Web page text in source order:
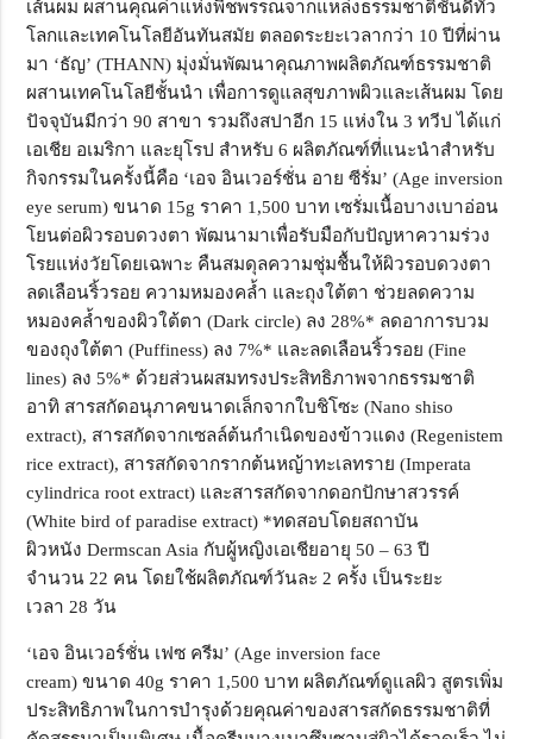
เส้นผม ผสานคุณค่าแห่งพืชพรรณจากแหล่งธรรมชาติชั้นดีทั่ว
โลกและเทคโนโลยีอันทันสมัย ตลอดระยะเวลากว่า 10ปีที่ผ่าน
มา ‘ธัญ’ (THANN) มุ่งมั่นพัฒนาคุณภาพผลิตภัณฑ์ธรรมชาติ
ผสานเทคโนโลยีชั้นนำ เพื่อการดูแลสุขภาพผิวและเส้นผม โดย
ปัจจุบันมีกว่า90 สาขา รวมถึงสปาอีก 15 แห่งใน3ทวีป ได้แก่
เอเชีย อเมริกา และยุโรป สำหรับ6 ผลิตภัณฑ์ที่แนะนำสำหรับ
กิจกรรมในครั้งนี้คือ ‘เอจ อินเวอร์ชั่น อาย ซีรั่ม’ (Age inversion
eye serum)ขนาด 15g ราคา 1,500บาท เซรั่มเนื้อบางเบาอ่อน
โยนต่อผิวรอบดวงตา พัฒนามาเพื่อรับมือกับปัญหาความร่วง
โรยแห่งวัยโดยเฉพาะ คืนสมดุลความชุ่มชื้นให้ผิวรอบดวงตา
ลดเลือนริ้วรอย ความหมองคล้ำ และถุงใต้ตา ช่วยลดความ
หมองคล้ำของผิวใต้ตา (Dark circle) ลง 28%* ลดอาการบวม
ของถุงใต้ตา (Puffiness) ลง 7%* และลดเลือนริ้วรอย (Fine
lines) ลง5%* ด้วยส่วนผสมทรงประสิทธิภาพจากธรรมชาติ
อาทิ สารสกัดอนุภาคขนาดเล็กจากใบชิโซะ (Nano shiso
extract), สารสกัดจากเซลล์ต้นกำเนิดของข้าวแดง (Regenistem
rice extract), สารสกัดจากรากต้นหญ้าทะเลทราย (Imperata
cylindrica root extract) และสารสกัดจากดอกปักษาสวรรค์
(White bird of paradise extract) *ทดสอบโดยสถาบัน
ผิวหนังDermscan Asia กับผู้หญิงเอเชียอายุ50 – 63ปี
จำนวน 22 คน โดยใช้ผลิตภัณฑ์วันละ 2 ครั้ง เป็นระยะ
เวลา 28 วัน
‘เอจ อินเวอร์ชั่น เฟซ ครีม’ (Age inversion face
cream)ขนาด 40g ราคา 1,500บาท ผลิตภัณฑ์ดูแลผิว สูตรเพิ่ม
ประสิทธิภาพในการบำรุงด้วยคุณค่าของสารสกัดธรรมชาติที่